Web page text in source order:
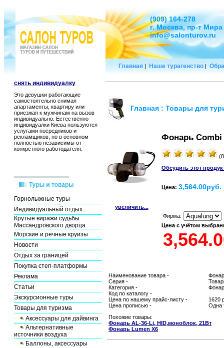
снять индивидуалку
Это девушки работающие
самостоятельно снимая
апартаменты, квартиру или
приезжая к мужчинам на вызов
индивидуально. Естественно
индивидуалки Киева пользуются
услугами посредников и
рекламщиков, но в основном
полностью независимы от
конкретного работодателя.
Горнолыжные туры
Индивидуальный отдых
Крутые виражи судьбы
Массандровского дворца
Морские и речные круизы
Новости
Отдых за границей
Покупка степ-платформы
Реклама
Статьи
Экскурсионные туры
Товары для туризма
Аксессуары для дайвинга
Альтернативные
источники воздуха
Баллоны, аксессуары
Главная | Наше турагенство |
Главная : Товары для
увеличить...
Фонарь Combi
Обсудить этот
Цена: 3,564.00руб.
Фирма:
Цена с учётом
Наименование товара -
Серия -
Категория -
Код по каталогу -
Цена по нашему прайс-листу -
1620
Цена прописью -
Одна
Похожие товары:
Фонарь AL-36-Li, HID,моноблок, 21Вт
Фонарь Lumen X6
(909) 164-278
г. Москва, пр-т Мира
info@salonturov.ru